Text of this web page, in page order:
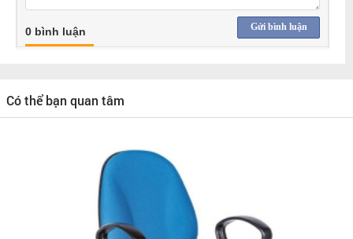
Gửi bình luận
0 bình luận
Có thể bạn quan tâm